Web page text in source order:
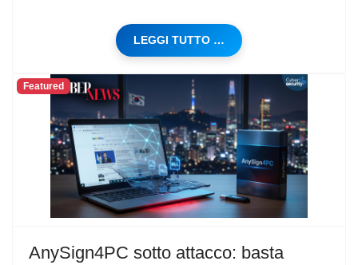
LEGGI TUTTO …
Featured
AnySign4PC sotto attacco: basta